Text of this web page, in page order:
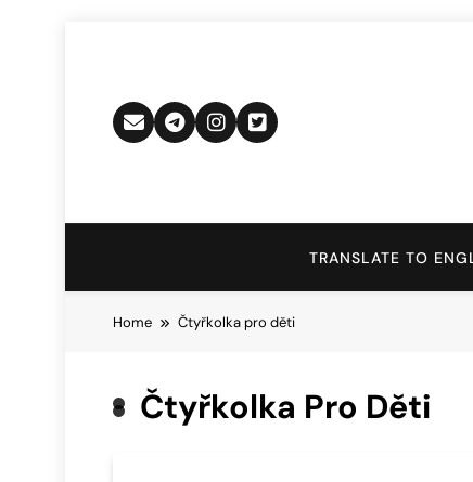
TRANSLATE TO
Home Čtyřkolka pro děti
Čtyřkolka Pro Děti